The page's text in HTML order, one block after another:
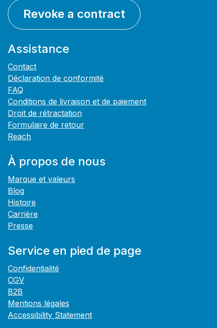
Revoke a contract
Assistance
Contact
Déclaration de conformité
FAQ
Conditions de livraison et de paiement
Droit de rétractation
Formulaire de retour
Reach
À propos de nous
Marque et valeurs
Blog
Histoire
Carrière
Presse
Service en pied de page
Confidentialité
CGV
B2B
Mentions légales
Accessibility Statement